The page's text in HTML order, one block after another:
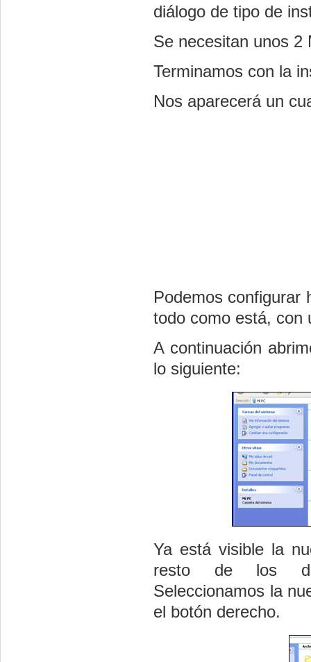
diálogo de tipo de
Se necesitan unos 2
Terminamos con la
Nos aparecerá un
Podemos configurar
todo como está, con
A continuación
lo siguiente:
Ya está visible la
resto de los
Seleccionamos la
el botón derecho.